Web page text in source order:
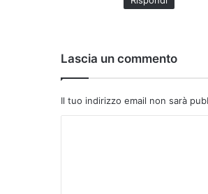
Lascia un commento
Il tuo indirizzo email non sarà